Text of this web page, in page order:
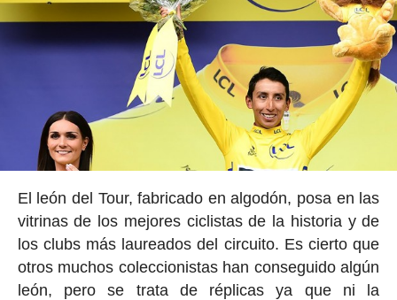
El león del Tour, fabricado en algodón, posa en las
vitrinas de los mejores ciclistas de la historia y de
los clubs más laureados del circuito. Es cierto que
otros muchos coleccionistas han conseguido algún
león, pero se trata de réplicas ya que ni la